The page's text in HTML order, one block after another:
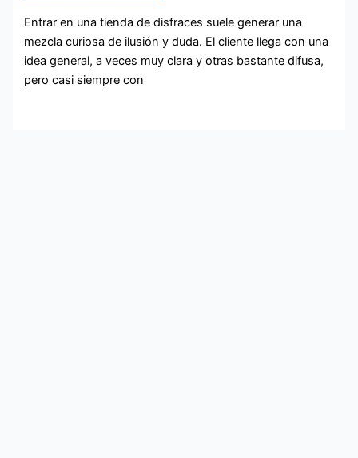
Entrar en una tienda de disfraces suele generar una
mezcla curiosa de ilusión y duda. El cliente llega con una
idea general, a veces muy clara y otras bastante difusa,
pero casi siempre con